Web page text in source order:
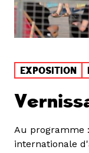
EXPOSITION
Au programme
internationale